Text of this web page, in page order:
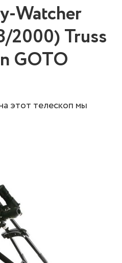
Watcher
2000) Truss
GOTO
этот телескоп мы